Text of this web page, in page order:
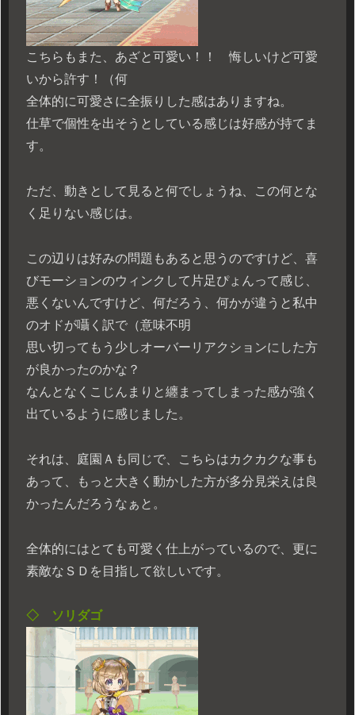
こちらもまた、あざと可愛い！！ 悔しいけど可愛
いから許す！（何
全体的に可愛さに全振りした感はありますね。
仕草で個性を出そうとしている感じは好感が持てま
す。
ただ、動きとして見ると何でしょうね、この何とな
く足りない感じは。
この辺りは好みの問題もあると思うのですけど、喜
びモーションのウィンクして片足ぴょんって感じ、
悪くないんですけど、何だろう、何かが違うと私中
のオドが囁く訳で（意味不明
思い切ってもう少しオーバーリアクションにした方
が良かったのかな？
なんとなくこじんまりと纏まってしまった感が強く
出ているように感じました。
それは、庭園Ａも同じで、こちらはカクカクな事も
あって、もっと大きく動かした方が多分見栄えは良
かったんだろうなぁと。
全体的にはとても可愛く仕上がっているので、更に
素敵なＳＤを目指して欲しいです。
◇ ソリダゴ